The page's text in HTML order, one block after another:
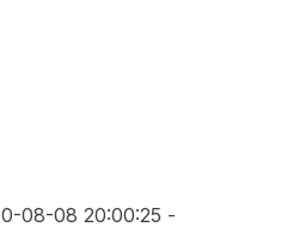
08-08 20:00:25 -